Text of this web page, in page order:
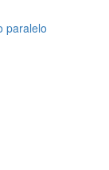
paralelo